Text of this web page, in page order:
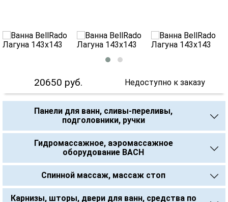
20650 руб. Недоступно к заказу
Панели для ванн, сливы-переливы,
подголовники, ручки
Гидромассажное, аэромассажное
оборудование BACH
Спинной массаж, массаж стоп
Карнизы, шторы, двери для ванн, средства по